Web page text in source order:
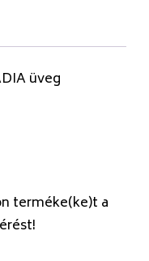
üveg
terméke(ke)t a